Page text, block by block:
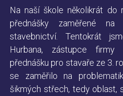
Na naší škole několikrát do
přednášky zaměřené
stavebnictví. Tentokrát
Hurbana, zástupce
přednášku pro stavaře ze 3.
se zaměřilo na
šikmých střech, tedy oblast,